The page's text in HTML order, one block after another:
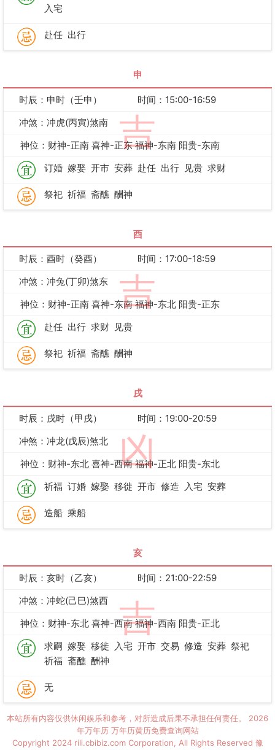
入宅
赴任 出行
申
吉
时辰：申时（壬申）
时间：15:00-16:59
冲煞：冲虎(丙寅)煞南
神位：财神-正南 喜神-正东 福神-东南 阳贵-东南
订婚 嫁娶 开市 安葬 赴任 出行 见贵 求财
祭祀 祈福 斋醮 酬神
酉
吉
时辰：酉时（癸酉）
时间：17:00-18:59
冲煞：冲兔(丁卯)煞东
神位：财神-正南 喜神-东南 福神-东北 阳贵-正东
赴任 出行 求财 见贵
祭祀 祈福 斋醮 酬神
戌
凶
时辰：戌时（甲戌）
时间：19:00-20:59
冲煞：冲龙(戊辰)煞北
神位：财神-东北 喜神-西南 福神-正北 阳贵-东北
祈福 订婚 嫁娶 移徙 开市 修造 入宅 安葬
造船 乘船
亥
吉
时辰：亥时（乙亥）
时间：21:00-22:59
冲煞：冲蛇(己巳)煞西
神位：财神-东北 喜神-西南 福神-西南 阳贵-正北
求嗣 嫁娶 移徙 入宅 开市 交易 修造 安葬 祭祀
祈福 斋醮 酬神
无
本站所有内容仅供休闲娱乐和参考，对所造成后果不承担任何责任。 2026
年万年历 万年历黄历免费查询网站
Copyright 2024 rili.cbibiz.com Corporation, All Rights Reserved 豫